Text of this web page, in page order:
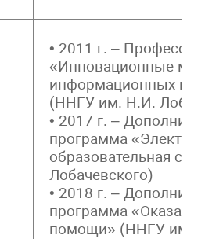
• 2011 г. –
«Инновационные
информационных
(ННГУ им. Н.И.
• 2017 г. –
программа
образовательная
Лобачевского)
• 2018 г. –
программа
помощи» (ННГУ им.